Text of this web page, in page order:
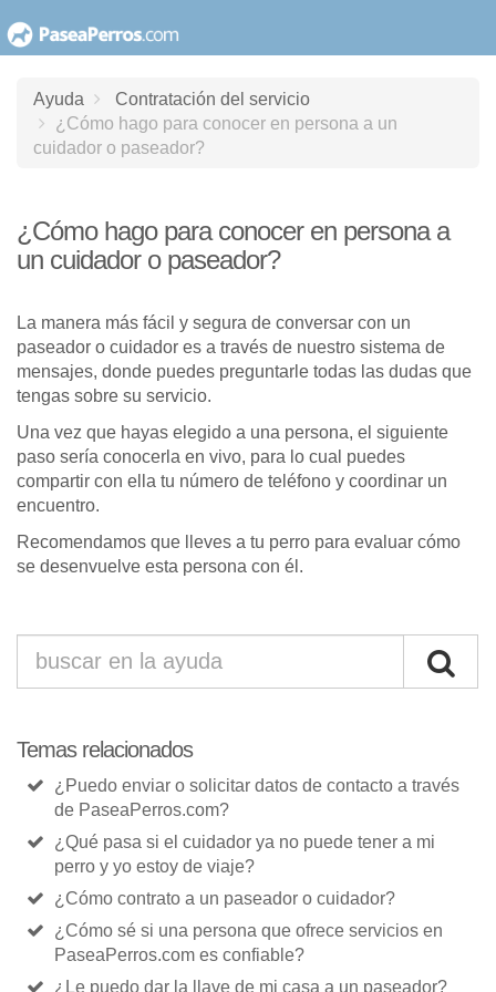
al
contenido
Ayuda
Contratación del servicio
¿Cómo hago para conocer en persona a un
cuidador o paseador?
¿Cómo hago para conocer en persona a
un cuidador o paseador?
La manera más fácil y segura de conversar con un
paseador o cuidador es a través de nuestro sistema de
mensajes, donde puedes preguntarle todas las dudas que
tengas sobre su servicio.
Una vez que hayas elegido a una persona, el siguiente
paso sería conocerla en vivo, para lo cual puedes
compartir con ella tu número de teléfono y coordinar un
encuentro.
Recomendamos que lleves a tu perro para evaluar cómo
se desenvuelve esta persona con él.
Temas relacionados
¿Puedo enviar o solicitar datos de contacto a través
de PaseaPerros.com?
¿Qué pasa si el cuidador ya no puede tener a mi
perro y yo estoy de viaje?
¿Cómo contrato a un paseador o cuidador?
¿Cómo sé si una persona que ofrece servicios en
PaseaPerros.com es confiable?
¿Le puedo dar la llave de mi casa a un paseador?